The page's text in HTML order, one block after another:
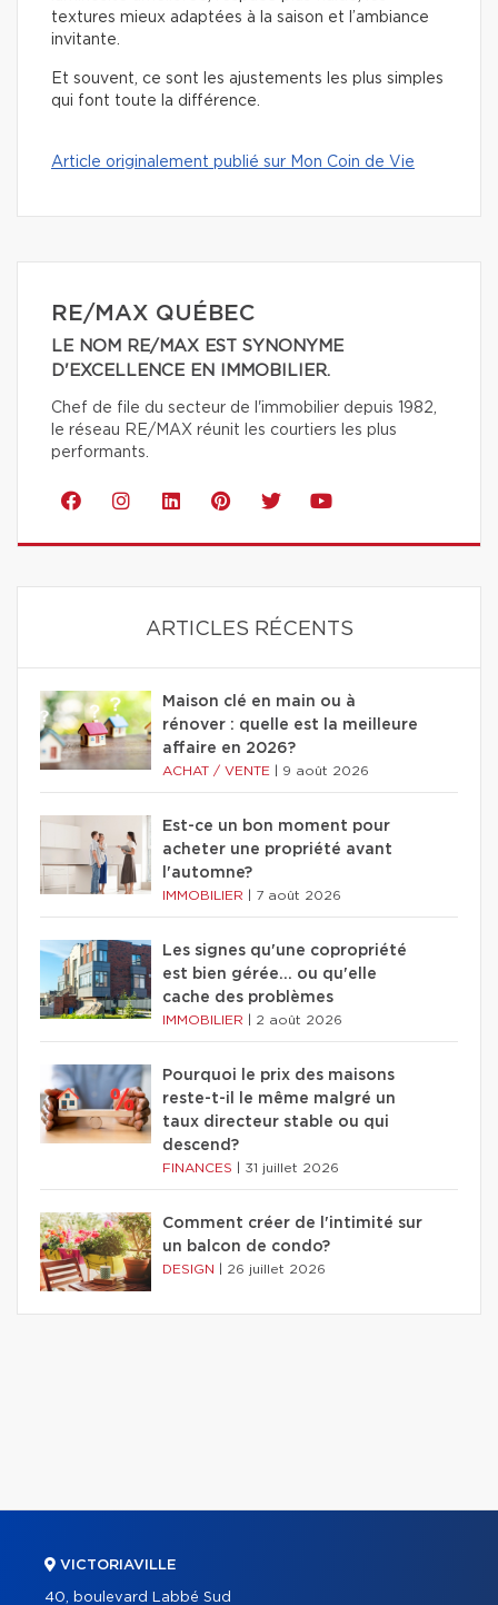
textures mieux adaptées à la saison et l’ambiance
invitante.
Et souvent, ce sont les ajustements les plus simples
qui font toute la différence.
Article originalement publié sur Mon Coin de Vie
RE/MAX QUÉBEC
LE NOM RE/MAX EST SYNONYME
D'EXCELLENCE EN IMMOBILIER.
Chef de file du secteur de l'immobilier depuis 1982,
le réseau RE/MAX réunit les courtiers les plus
performants.
ARTICLES RÉCENTS
Maison clé en main ou à
rénover : quelle est la meilleure
affaire en 2026?
ACHAT / VENTE 9 août 2026
Est-ce un bon moment pour
acheter une propriété avant
l'automne?
IMMOBILIER 7 août 2026
Les signes qu'une copropriété
est bien gérée… ou qu'elle
cache des problèmes
IMMOBILIER 2 août 2026
Pourquoi le prix des maisons
reste-t-il le même malgré un
taux directeur stable ou qui
descend?
FINANCES 31 juillet 2026
Comment créer de l'intimité sur
un balcon de condo?
DESIGN 26 juillet 2026
VICTORIAVILLE
40, boulevard Labbé Sud